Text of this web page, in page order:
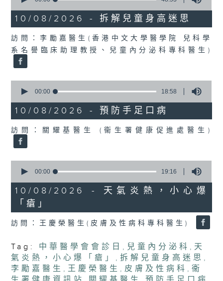
48
minutes,
seconds
10/08/2026 - 拆解兒童身高迷思
訪問：李勵嘉醫生(香港中文大學醫學院 兒科學
系名譽臨床助理教授、兒童內分泌科專科醫生)
seconds
18
minutes,
seconds
00:00 18:58
10/08/2026 - 預防手足口病
訪問：關耀基醫生 (衞生署健康促進處醫生)
seconds
19
minutes,
16
seconds
00:00 19:16
10/08/2026 - 天氣炎熱，小心爆
「瘡」
訪問：王慶榮醫生(皮膚及性病科專科醫生)
Tag: 中華醫學會會診日 , 兒童內分泌科 , 天
氣炎熱，小心爆「瘡」 ,拆解兒童身高迷思 ,
李勵嘉醫生 ,王慶榮醫生 ,皮膚及性病科 ,衞